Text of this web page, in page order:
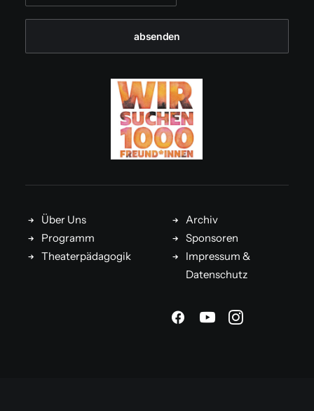
Über Uns
Programm
Theaterpädagogik
Archiv
Sponsoren
Impressum &
Datenschutz